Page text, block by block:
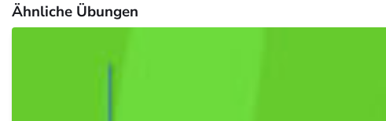
Ähnliche Übungen